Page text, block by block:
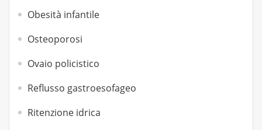
Obesità infantile
Osteoporosi
Ovaio policistico
Reflusso gastroesofageo
Ritenzione idrica